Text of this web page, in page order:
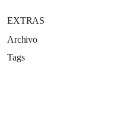
EXTRAS
Archivo
Tags